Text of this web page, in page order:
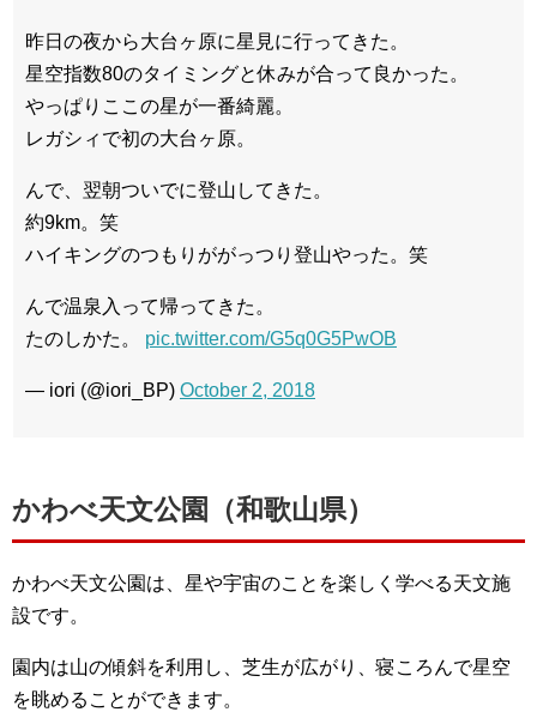
昨日の夜から大台ヶ原に星見に行ってきた。
星空指数80のタイミングと休みが合って良かった。
やっぱりここの星が一番綺麗。
レガシィで初の大台ヶ原。
んで、翌朝ついでに登山してきた。
約9km。笑
ハイキングのつもりががっつり登山やった。笑
んで温泉入って帰ってきた。
たのしかた。 pic.twitter.com/G5q0G5PwOB
— iori (@iori_BP) October 2, 2018
かわべ天文公園（和歌山県）
かわべ天文公園は、星や宇宙のことを楽しく学べる天文施
設です。
園内は山の傾斜を利用し、芝生が広がり、寝ころんで星空
を眺めることができます。